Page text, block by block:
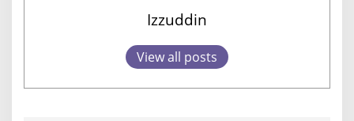
Izzuddin
View all posts